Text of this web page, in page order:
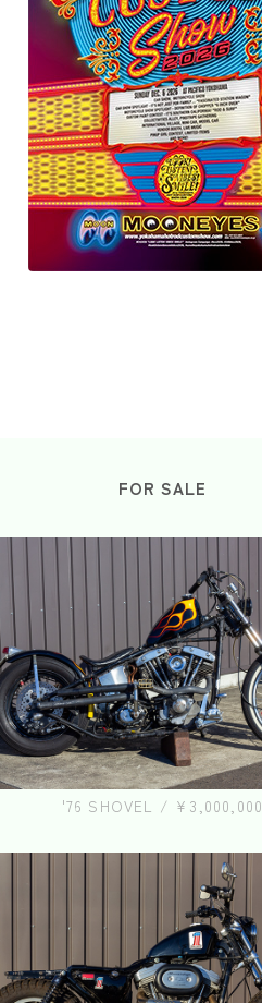
FOR SALE
'76 SHOVEL / ¥3,000,000